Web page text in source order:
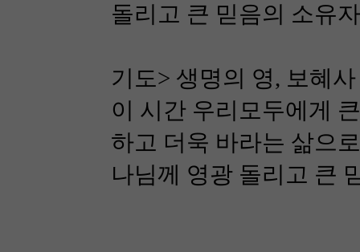
돌리고 큰 믿음의 소유
기도> 생명의 영, 보혜
이 시간 우리모두에게
하고 더욱 바라는 삶으
나님께 영광 돌리고 큰